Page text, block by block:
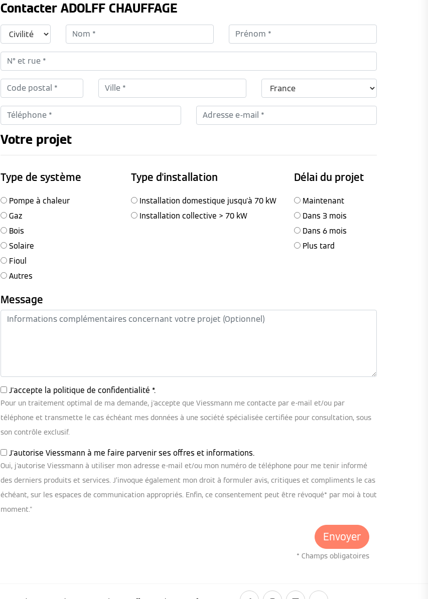
Contacter ADOLFF CHAUFFAGE
Votre projet
Type de système Type d'installation Délai du projet
Pompe à chaleur
Gaz
Bois
Solaire
Fioul
Autres
Installation domestique jusqu'à 70 kW
Installation collective > 70 kW
Maintenant
Dans 3 mois
Dans 6 mois
Plus tard
Message
J'accepte la politique de confidentialité *.
Pour un traitement optimal de ma demande, j'accepte que Viessmann me contacte par e-mail et/ou par
téléphone et transmette le cas échéant mes données à une société spécialisée certifiée pour consultation, sous
son contrôle exclusif.
J'autorise Viessmann à me faire parvenir ses offres et informations.
Oui, j'autorise Viessmann à utiliser mon adresse e-mail et/ou mon numéro de téléphone pour me tenir informé
des derniers produits et services. J’invoque également mon droit à formuler avis, critiques et compliments le cas
échéant, sur les espaces de communication appropriés. Enfin, ce consentement peut être révoqué* par moi à tout
moment."
* Champs obligatoires